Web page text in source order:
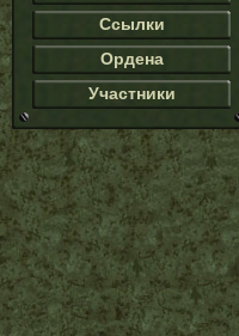
Ссылки
Ордена
Участники